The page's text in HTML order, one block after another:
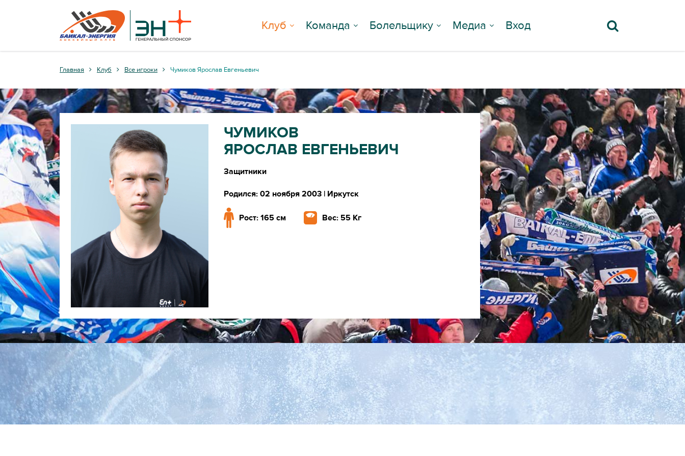
Клуб Команда Болельщику Медиа Вход
Главная Клуб Все игроки Чумиков Ярослав Евгеньевич
ЧУМИКОВ
ЯРОСЛАВ ЕВГЕНЬЕВИЧ
Защитники
Родился: 02 ноября 2003 | Иркутск
Рост: 165 см Вес: 55 Кг